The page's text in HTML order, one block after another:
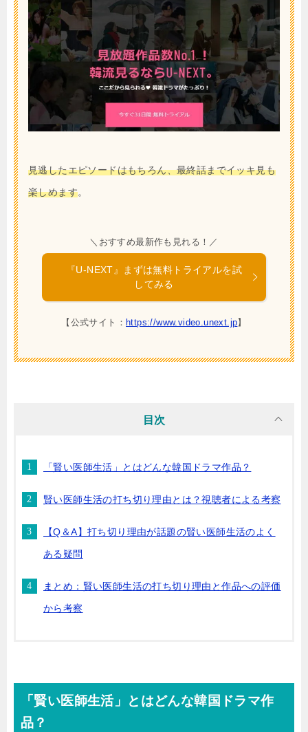
見逃したエピソードはもちろん、最終話までイッキ見も
楽しめます。
＼おすすめ最新作も見れる！／
『U-NEXT』まずは無料トライアルを試
してみる
【公式サイト： https://www.video.unext.jp】
目次
「賢い医師生活」とはどんな韓国ドラマ作品？
賢い医師生活の打ち切り理由とは？視聴者による考察
【Q＆A】打ち切り理由が話題の賢い医師生活のよく
ある疑問
まとめ：賢い医師生活の打ち切り理由と作品への評価
から考察
「賢い医師生活」とはどんな韓国ドラマ作
品？